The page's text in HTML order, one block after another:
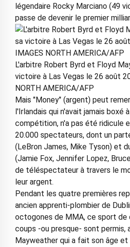
légendaire Rocky Marciano (49
passe de devenir le premier
L'arbitre Robert Byrd et Floyd
victoire à Las Vegas le 26 août
NORTH AMERICA/AFP
Mais "Money" (argent) peut
l'Irlandais qui n'avait jamais boxé
compétition, n'a pas été ridicule
20.000 spectateurs, dont un
(LeBron James, Mike Tyson) et
(Jamie Fox, Jennifer Lopez,
de téléspectateur à travers le
leur argent.
Pendant les quatre premières
ancien apprenti-plombier de
octogones de MMA, ce sport de
coups -ou presque- sont permis,
Mayweather qui a fait son âge et